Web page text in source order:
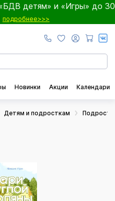
детям» и «Игры» до 30
подробнее>>>
Новинки Акции Календари
Детям и подросткам